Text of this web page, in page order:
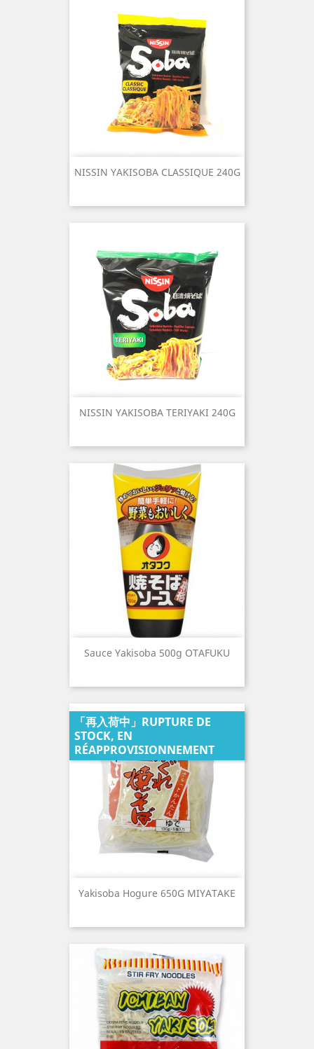
NISSIN YAKISOBA CLASSIQUE 240G
NISSIN YAKISOBA TERIYAKI 240G
Sauce Yakisoba 500g OTAFUKU
Yakisoba Hogure 650G MIYATAKE
「再入荷中」RUPTURE DE
STOCK, EN
RÉAPPROVISIONNEMENT